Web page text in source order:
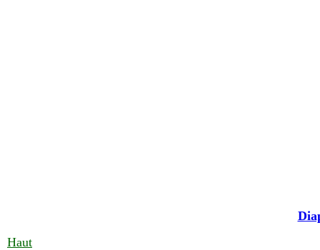
Haut